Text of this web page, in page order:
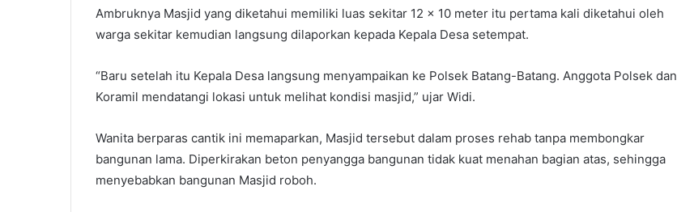
Ambruknya Masjid yang diketahui memiliki luas sekitar 12 x 10 meter itu pertama kali diketahui oleh
warga sekitar kemudian langsung dilaporkan kepada Kepala Desa setempat.
“Baru setelah itu Kepala Desa langsung menyampaikan ke Polsek Batang-Batang. Anggota Polsek dan
Koramil mendatangi lokasi untuk melihat kondisi masjid,” ujar Widi.
Wanita berparas cantik ini memaparkan, Masjid tersebut dalam proses rehab tanpa membongkar
bangunan lama. Diperkirakan beton penyangga bangunan tidak kuat menahan bagian atas, sehingga
menyebabkan bangunan Masjid roboh.